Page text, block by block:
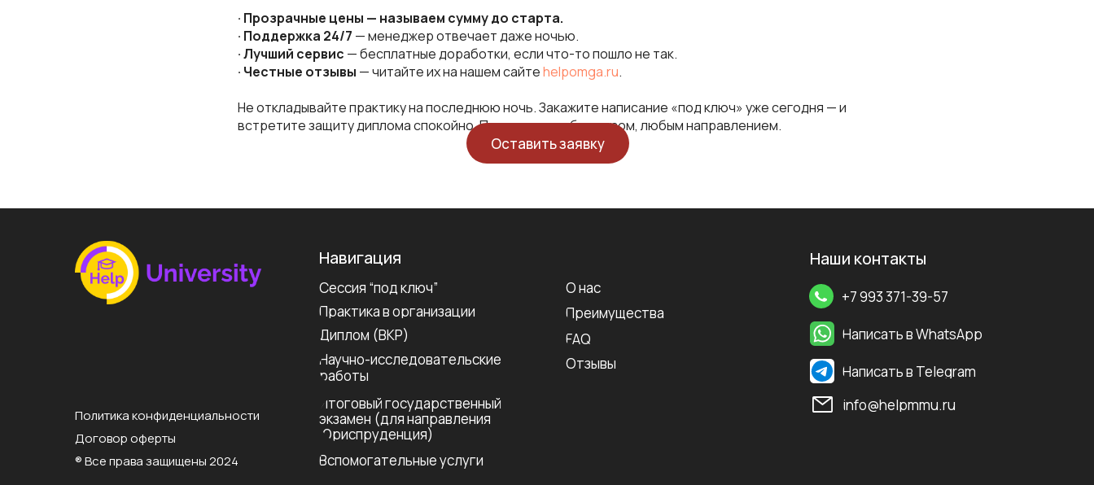
· Прозрачные цены — называем сумму до старта.
· Поддержка 24/7 — менеджер отвечает даже ночью.
· Лучший сервис — бесплатные доработки, если что-то пошло не так.
· Честные отзывы — читайте их на нашем сайтеhelpomga.ru.
Не откладывайте практику на последнюю ночь. Закажите написание «под ключ» уже сегодня — и
встретите защиту диплома спокойно. Поможем с любым вузом, любым направлением.
Оставить заявку
Навигация Наши контакты
Политика конфиденциальности
Сессия “под ключ”
Практика в организации
Диплом (ВКР)
Научно-исследовательские
работы
Итоговый государственный
экзамен (для направления
Юриспруденция)
Вспомогательные услуги
О нас
Преимущества
FAQ
Отзывы
+7 993 371-39-57
Написать в WhatsApp
Написать в Telegram
info@helpmmu.ru
Договор оферты
® Все права защищены 2024